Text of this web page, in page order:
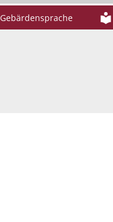
Gebärdensprache